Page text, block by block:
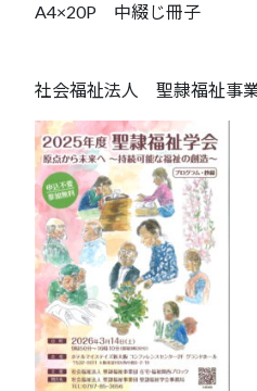
A4×20P 中綴じ冊子
社会福祉法人 聖隷福祉事